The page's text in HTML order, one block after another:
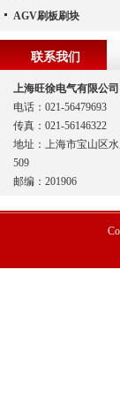
AGV刷板刷块
联系我们
上海旺徐电气有限公司
电话：021-56479693
传真：021-56146322
地址：上海市宝山区
509
邮编：201906